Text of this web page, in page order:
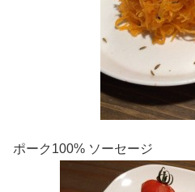
ポーク100% ソーセージ